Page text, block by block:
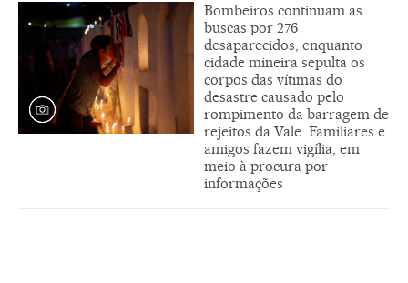
Bombeiros continuam as
buscas por 276
desaparecidos, enquanto
cidade mineira sepulta os
corpos das vítimas do
desastre causado pelo
rompimento da barragem de
rejeitos da Vale. Familiares e
amigos fazem vigília, em
meio à procura por
informações